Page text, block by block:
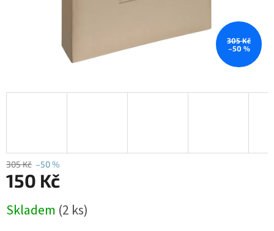
305 Kč
–50 %
305 Kč –50 %
150 Kč
cena:
Skladem (2 ks)